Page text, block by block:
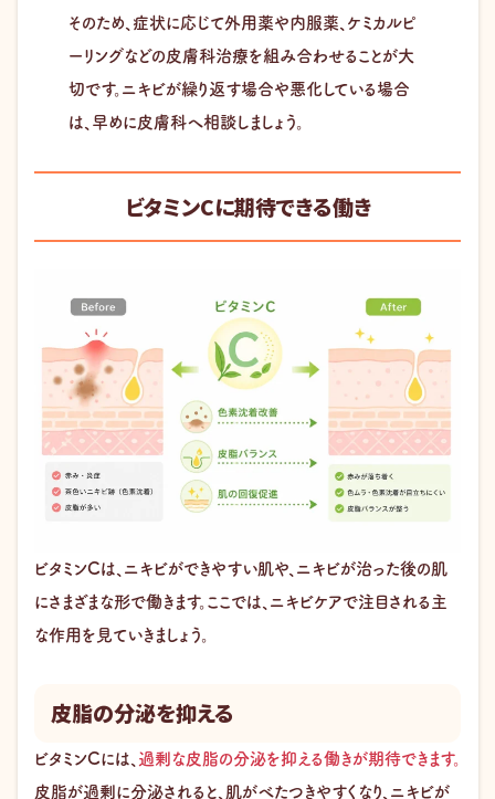
そのため、症状に応じて外用薬や内服薬、ケミカルピ
ーリングなどの皮膚科治療を組み合わせることが大
切です。ニキビが繰り返す場合や悪化している場合
は、早めに皮膚科へ相談しましょう。
ビタミンCに期待できる働き
ビタミンCは、ニキビができやすい肌や、ニキビが治った後の肌
にさまざまな形で働きます。ここでは、ニキビケアで注目される主
な作用を見ていきましょう。
皮脂の分泌を抑える
ビタミンCには、 過剰な皮脂の分泌を抑える働きが期待できます。
皮脂が過剰に分泌されると、肌がべたつきやすくなり、ニキビが